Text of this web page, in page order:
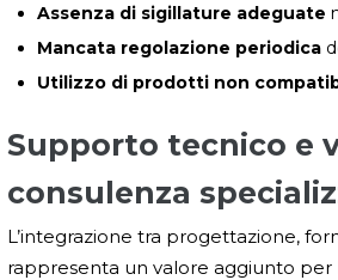
Assenza di sigillature adeguate
Mancata regolazione periodica
Utilizzo di prodotti non
Supporto tecnico e
consulenza
L’integrazione tra progettazione,
rappresenta un valore aggiunto per